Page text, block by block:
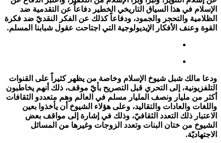
الإسلام في هذا السياق التاريخي الخطير دفاعاً عن التقدمية ضد
الظلامية والتحجر والجمود، ودفاعاً كذلك عن الفكر النقديّ ضد فكرة
القوة وعنف الأفكار الإيديولوجية التي اجتاحت عقول شبابنا المسلم.
ودعا مالك شبل شيوخ الإسلام وخاصة من يظهر كثيراً على القنوات
التلفزيونية، إلى التحري قبل التصريح بأيّ موقف، ذلك أنهم يخاطبون
أكثر من مليار ونصف المليار مسلم في العالم وهم متعددو الثقافات
واللغات والعادات والتقاليد، وعلى هؤلاء الشيوخ أن يأخذوا بعين
الاعتبار ذلك التعدد الثقافيّ، وذلك في إشارة إلى مواقف بعض
الشيوخ من ختان البنات وتعدد الزوجات وغيرها من المسائل
الاجتهاديّة.